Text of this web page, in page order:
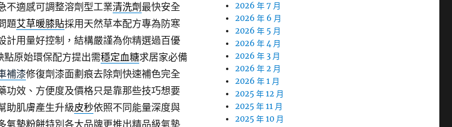
不適感可調整溶劑型工業清洗劑 最快安全
題艾草暖膝貼採用天然草本配方專為防寒
計用量好控制，結構嚴謹為你精選過百優
原始環保配方提出需穩定血糖求居家必備
補漆修復劑漆面劃痕去除劑快速補色完全
功效、方便度及價格只是靠那些技巧想要
助肌膚產生升級皮秒依照不同能量深度與
氣墊粉餅特別各大品牌更推出精品級氣墊
2026 年 7 月
2026 年 6 月
2026 年 5 月
2026 年 4 月
2026 年 3 月
2026 年 2 月
2026 年 1 月
2025 年 12 月
2025 年 11 月
2025 年 10 月